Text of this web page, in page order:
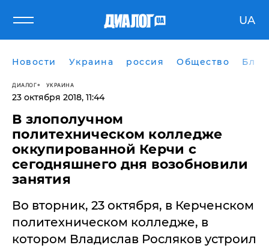
UA
Новости Украина россия Общество
ДИАЛОГ УКРАИНА
23 октября 2018, 11:44
В злополучном
политехническом колледже
оккупированной Керчи с
сегодняшнего дня возобновили
занятия
Во вторник, 23 октября, в Керченском
политехническом колледже, в
котором Владислав Росляков устроил